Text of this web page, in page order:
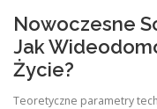
Nowoczesne
Jak
Życie?
Teoretyczne parametry